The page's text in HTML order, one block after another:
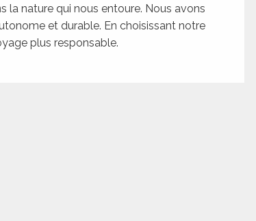
la nature qui nous entoure. Nous avons
et durable. En choisissant notre
plus responsable.